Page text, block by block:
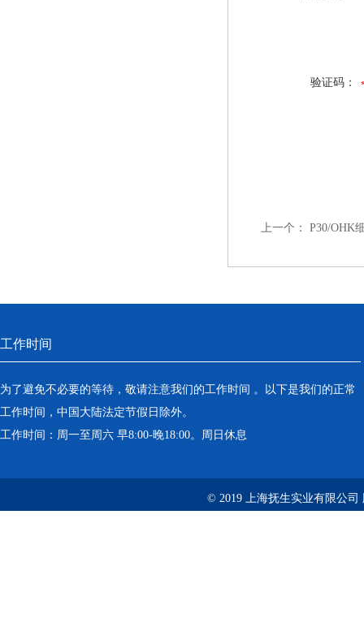
验证码：
上一个： P30/OHK
工作时间
为了避免不必要的等待，敬请注意我们的工作时间 。以下是我们的正常
工作时间，中国大陆法定节假日除外。
工作时间：周一至周六 早8:00-晚18:00。周日休息
© 2019 上海抚生实业有限公司